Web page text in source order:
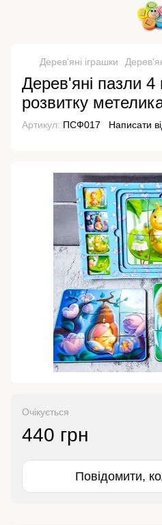
Дерев'яні іграшки
Дерев'яні пазли
розвитку
Артикул: ПСФ017 Написати
Очікується
440 грн
Повідомити,